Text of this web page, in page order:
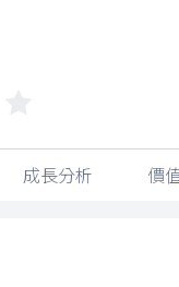
成長分析 價